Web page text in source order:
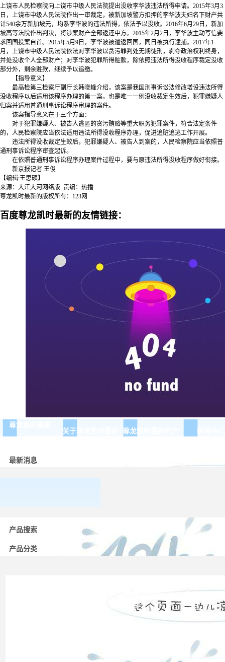
上饶市人民检察院向上饶市中级人民法院提出没收李华波违法所得申请。2015年3月3
日，上饶市中级人民法院作出一审裁定，被新加坡警方扣押的李华波夫妇名下财产共
计540余万新加坡元，均系李华波的违法所得，依法予以没收。2016年6月29日，新加
坡高等法院作出判决，将涉案财产全部返还中方。2015年2月2日，李华波主动写信要
求回国投案自首。2015年5月9日，李华波被遣返回国，同日被执行逮捕。2017年1
月，上饶市中级人民法院依法对李华波以贪污罪判处无期徒刑，剥夺政治权利终身，
并处没收个人全部财产；对李华波犯罪所得赃款，除依照违法所得没收程序裁定没收
部分外，剩余赃款，继续予以追缴。
【指导意义】
最高检第三检察厅副厅长韩晓峰介绍，该案是我国刑事诉讼法修改增设违法所得
没收程序以后适用该程序办理的第一案，也是唯一一例没收裁定生效后，犯罪嫌疑人
归案并适用普通刑事诉讼程序审理的案件。
该案指导意义在于三个方面：
对于犯罪嫌疑人、被告人逃匿的贪污贿赂等重大职务犯罪案件，符合法定条件
的，人民检察院应当依法适用违法所得没收程序办理，促进追赃追逃工作开展。
违法所得没收裁定生效后，犯罪嫌疑人、被告人到案的，人民检察院应当依照普
通刑事诉讼程序审查起诉。
在依照普通刑事诉讼程序办理案件过程中，要与原违法所得没收程序做好衔接。
新京报记者 王俊
【编辑:王思硕】
来源：大江大河网络版 责编：热播
尊龙凯时最新的版权所有：123网
百度尊龙凯时最新的友情链接：
尊龙凯时最新
关于尊龙凯时最新
尊龙凯时最新的产
新闻中心
最新消息
常用
低压
高压
配电
产品搜索
产品分类